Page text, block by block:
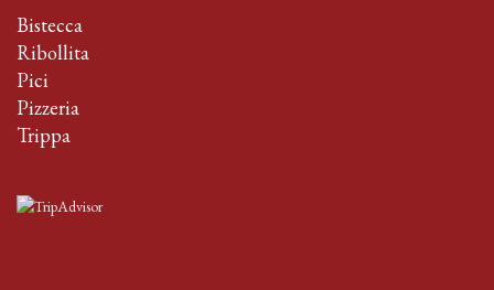
Bistecca
Ribollita
Pici
Pizzeria
Trippa